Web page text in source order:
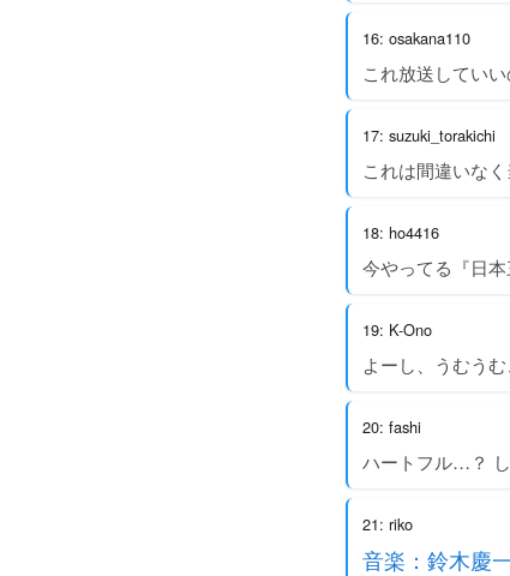
16: osakana110
これ放送してい
17: suzuki_torakichi
これは間違いな
18: ho4416
今やってる『日
19: K-Ono
よーし、うむうむ
20: fashi
ハートフル…？
21: riko
音楽：鈴木慶